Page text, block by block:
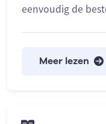
eenvoudig de
Meer lezen